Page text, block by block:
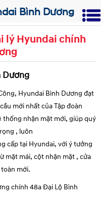
Bình Dương
lý Hyundai chính
Dương
Hyundai Bình Dương đạt
mới nhất của Tập đoàn
thống nhận mặt mới, giúpquý
, luôn
cấptại Hyundai, với ý tưởng
mặt mái, cột nhận mặt , cửa
mới.
chính 48a Đại Lộ Bình